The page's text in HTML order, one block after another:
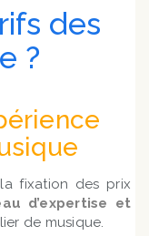
des
?
fixation des prix
d’expertise et
de musique.